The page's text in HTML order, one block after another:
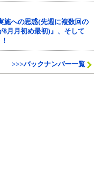
施への思惑(先週に複数回の
8月月初め最初)』、そして
>>>バックナンバー一覧